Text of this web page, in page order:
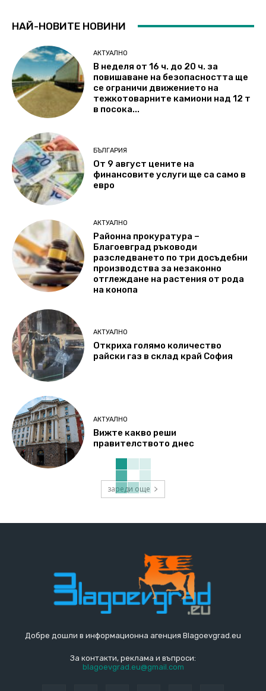
НАЙ-НОВИТЕ НОВИНИ
АКТУАЛНО
В неделя от 16 ч. до 20 ч. за
повишаване на безопасността ще
се ограничи движението на
тежкотоварните камиони над 12 т
в посока...
БЪЛГАРИЯ
От 9 август цените на
финансовите услуги ще са само в
евро
АКТУАЛНО
Районна прокуратура –
Благоевград ръководи
разследването по три досъдебни
производства за незаконно
отглеждане на растения от рода
на конопа
АКТУАЛНО
Откриха голямо количество
райски газ в склад край София
АКТУАЛНО
Вижте какво реши
правителството днес
зареди още
Добре дошли в информационна агенция Blagoevgrad.eu
За контакти, реклама и въпроси:
blagoevgrad.eu@gmail.com